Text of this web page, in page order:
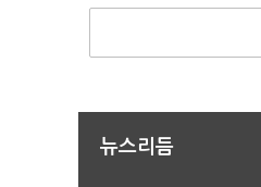
뉴스리듬